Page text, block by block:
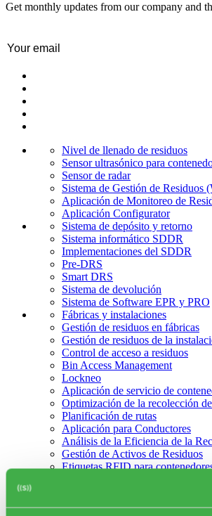
Get monthly updates from our company and
Email (Obligatorio)
Nivel de llenado de residuos
Sensor ultrasónico para
Sensor de radar
Sistema de Gestión de Residuos
Aplicación de Monitoreo de
Aplicación Configurator
Sistema de depósito y retorno
Sistema informático SDDR
Implementaciones del SDDR
Pre-DRS
Smart DRS
Sistema de devolución
Sistema de Software EPR y PRO
Fábricas y instalaciones
Gestión de residuos en fábricas
Gestión de residuos de la
Control de acceso a residuos
Bin Access Management
Lockneo
Aplicación de servicio de
Optimización de la recolección
Planificación de rutas
Aplicación para Conductores
Análisis de la Eficiencia de la
Gestión de Activos de Residuos
Etiquetas RFID para
FAQ